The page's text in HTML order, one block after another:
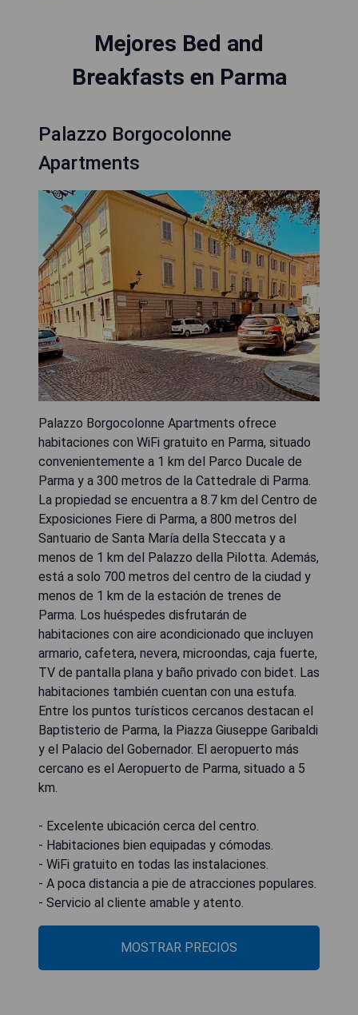
Mejores Bed and
Breakfasts en Parma
Palazzo Borgocolonne
Apartments
Palazzo Borgocolonne Apartments ofrece
habitaciones con WiFi gratuito en Parma, situado
convenientemente a 1 km del Parco Ducale de
Parma y a 300 metros de la Cattedrale di Parma.
La propiedad se encuentra a 8.7 km del Centro de
Exposiciones Fiere di Parma, a 800 metros del
Santuario de Santa María della Steccata y a
menos de 1 km del Palazzo della Pilotta. Además,
está a solo 700 metros del centro de la ciudad y
menos de 1 km de la estación de trenes de
Parma. Los huéspedes disfrutarán de
habitaciones con aire acondicionado que incluyen
armario, cafetera, nevera, microondas, caja fuerte,
TV de pantalla plana y baño privado con bidet. Las
habitaciones también cuentan con una estufa.
Entre los puntos turísticos cercanos destacan el
Baptisterio de Parma, la Piazza Giuseppe Garibaldi
y el Palacio del Gobernador. El aeropuerto más
cercano es el Aeropuerto de Parma, situado a 5
km.
- Excelente ubicación cerca del centro.
- Habitaciones bien equipadas y cómodas.
- WiFi gratuito en todas las instalaciones.
- A poca distancia a pie de atracciones populares.
- Servicio al cliente amable y atento.
MOSTRAR PRECIOS